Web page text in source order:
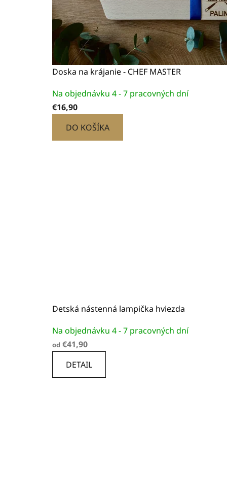
Doska na krájanie - CHEF MASTER
hodnotenie
produktu
5,0
Na objednávku 4 - 7 pracovných dní
€16,90
DO KOŠÍKA
Detská nástenná lampička hviezda
hodnotenie
produktu
5,0
Na objednávku 4 - 7 pracovných dní
od €41,90
DETAIL